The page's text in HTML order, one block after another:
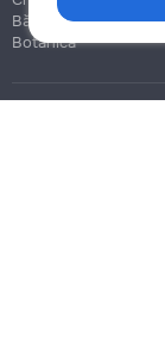
Bălți
Botanica